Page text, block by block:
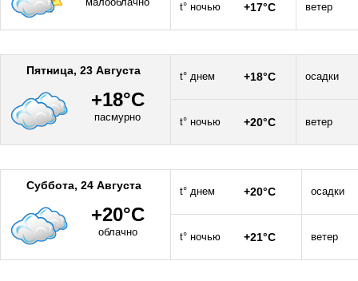
t° ночью +17°C ветер
Пятница, 23 Августа
+18°C
пасмурно
t° днем +18°C осадки
t° ночью +20°C ветер
Суббота, 24 Августа
+20°C
облачно
t° днем +20°C осадки
t° ночью +21°C ветер